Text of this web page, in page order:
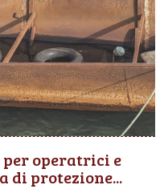
operatrici e
di protezione...